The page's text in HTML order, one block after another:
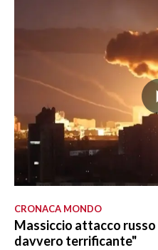
CRONACA MONDO
Massiccio attacco
davvero terrificante"